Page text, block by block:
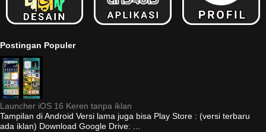
Postingan Populer
Launcher iOS 16 Keren tanpa iklan
Tampilan di Android Versi lama juga bisa Play Store : (versi terbaru
ada iklan) Download Google Drive: ...